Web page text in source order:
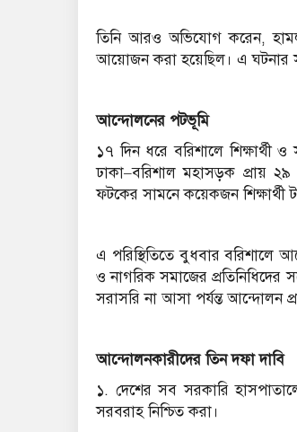
তিনি আরও অভিযোগ করেন,
আয়োজন করা হয়েছিল। এ ঘটনার
আন্দোলনের পটভূমি
১৭ দিন ধরে বরিশালে শিক্ষার্থী
ঢাকা–বরিশাল মহাসড়ক প্রায়
ফটকের সামনে কয়েকজন শিক্ষার্থী
এ পরিস্থিতিতে বুধবার বরিশালে
ও নাগরিক সমাজের প্রতিনিধিদের
সরাসরি না আসা পর্যন্ত আন্দোলন
আন্দোলনকারীদের তিন দফা দাবি
১. দেশের সব সরকারি
সরবরাহ নিশ্চিত করা।